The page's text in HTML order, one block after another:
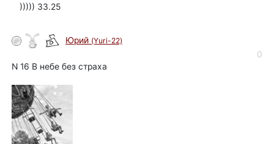
))))) 33.25
Юрий (Yuri-22)
0
N 16 В небе без страха